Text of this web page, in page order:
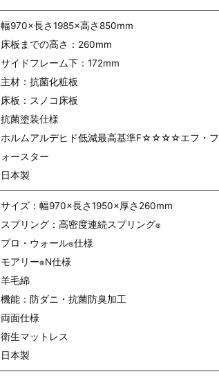
幅970×長さ1985×高さ850mm
床板までの高さ：260mm
サイドフレーム下：172mm
主材：抗菌化粧板
床板：スノコ床板
抗菌塗装仕様
ホルムアルデヒド低減最高基準F☆☆☆☆エフ・フ
ォースター
日本製
サイズ：幅970×長さ1950×厚さ260mm
スプリング：高密度連続スプリング®
プロ・ウォール®仕様
モアリー®N仕様
羊毛綿
機能：防ダニ・抗菌防臭加工
両面仕様
衛生マットレス
日本製